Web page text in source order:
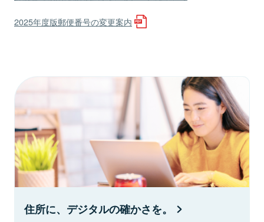
2025年度版郵便番号の変更案内
住所に、デジタルの確かさを。